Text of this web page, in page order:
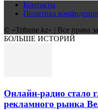
Контакты
Политика
© «Tribune.kz» | Все права
БОЛЬШЕ ИСТОРИЙ
Онлайн-радио стало
рекламного рынка